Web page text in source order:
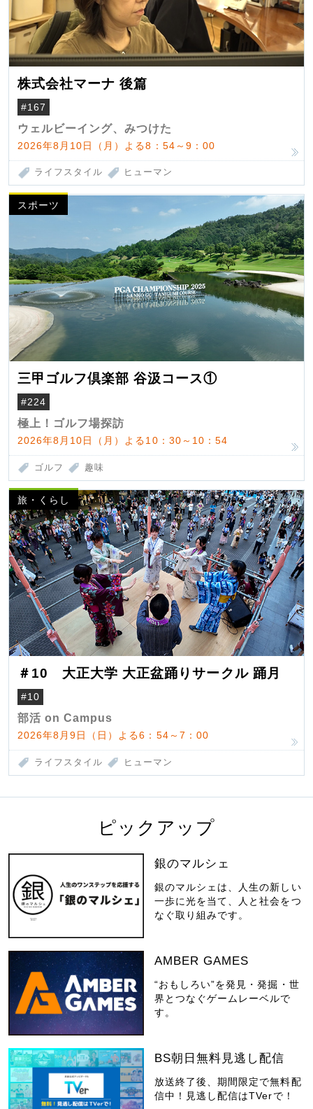
株式会社マーナ 後篇
#167
ウェルビーイング、みつけた
2026年8月10日（月）よる8：54～9：00
ライフスタイル ヒューマン
スポーツ
三甲ゴルフ倶楽部 谷汲コース①
#224
極上！ゴルフ場探訪
2026年8月10日（月）よる10：30～10：54
ゴルフ 趣味
旅・くらし
＃10 大正大学 大正盆踊りサークル 踊月
#10
部活 on Campus
2026年8月9日（日）よる6：54～7：00
ライフスタイル ヒューマン
ピックアップ
銀のマルシェ
銀のマルシェは、人生の新しい
一歩に光を当て、人と社会をつ
なぐ取り組みです。
AMBER GAMES
“おもしろい”を発見・発掘・世
界とつなぐゲームレーベルで
す。
BS朝日無料見逃し配信
放送終了後、期間限定で無料配
信中！見逃し配信はTVerで！